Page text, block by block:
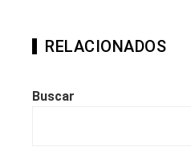
RELACIONADOS
Buscar